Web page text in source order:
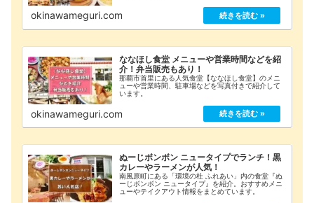
okinawameguri.com
ななほし食堂 メニューや営業時間などを紹
介！弁当販売もあり！
那覇市首里にある人気食堂【ななほし食堂】のメニ
ューや営業時間、駐車場などを写真付きで紹介して
います。
okinawameguri.com
ぬーじボンボン ニュータイプでランチ！黒
カレーやラーメンが人気！
南風原町にある「環境の杜 ふれあい」内の食堂『ぬ
ーじボンボン ニュータイプ』を紹介。おすすめメニ
ューやテイクアウト情報をまとめています。